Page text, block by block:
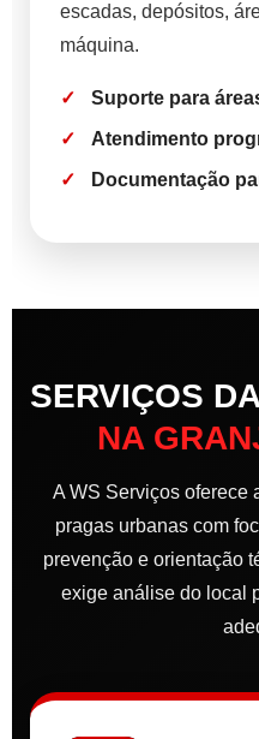
escadas, depósitos,
máquina.
Suporte para
Atendimento
Documentação
SERVIÇOS
NA
A WS Serviços oferece
pragas urbanas com
prevenção e orientação
exige análise do local